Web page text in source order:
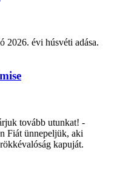
2026. évi húsvéti adása.
tovább utunkat! -
Fiát ünnepeljük, aki
kapuját.